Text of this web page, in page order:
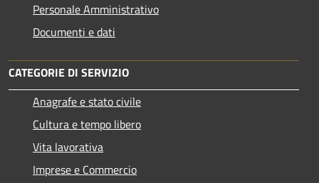
Personale Amministrativo
Documenti e dati
CATEGORIE DI SERVIZIO
Anagrafe e stato civile
Cultura e tempo libero
Vita lavorativa
Imprese e Commercio